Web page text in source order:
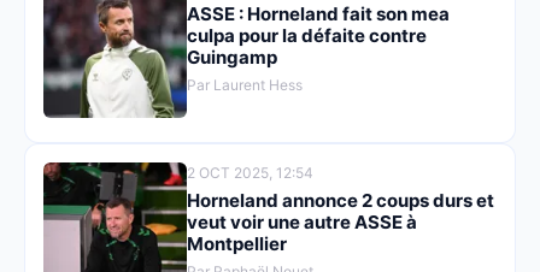
ASSE : Horneland fait son mea
culpa pour la défaite contre
Guingamp
Par Laurent Hess
2 OCT 2025, 12:54
Horneland annonce 2 coups durs et
veut voir une autre ASSE à
Montpellier